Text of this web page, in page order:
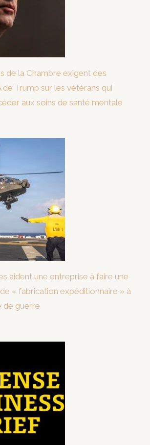
de la Chambre exigent des
de Trump sur les vétérans qui
aux soins de santé mentale
aident une entreprise à faire une
« fabrication expéditionnaire » à
de guerre